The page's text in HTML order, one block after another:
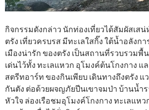
กิจกรรมดังกล่าว นักท่องเที่ยวได้สัมผัสเสน่
ตรัง เที่ยวครบรส มีทะเลใสกิ๊ง ใต้น้ำอลังก
เมืองน่ารัก ของตรัง เป็นสถานที่รวบรวม
เด่นไว้ทั้ง ทะเลแหวก อุโมงค์ต้นโกงกาง แ
สตรีทอาร์ท ของกินเพียบ เดินทางถึงตรัง แ
กันตัง ต่อด้วยผจญภัยปีนเขาจมป่า บ้านน้ำ
หัวใจ ล่องเรือชมอุโมงค์โกงกาง ทะเลแห